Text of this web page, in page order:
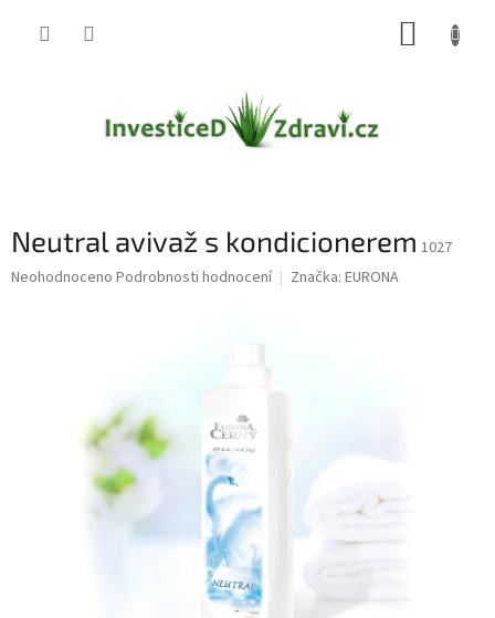
Neutral avivaž s kondicionerem 1027
Průměrné
Neohodnoceno Podrobnosti hodnocení Značka: EURONA